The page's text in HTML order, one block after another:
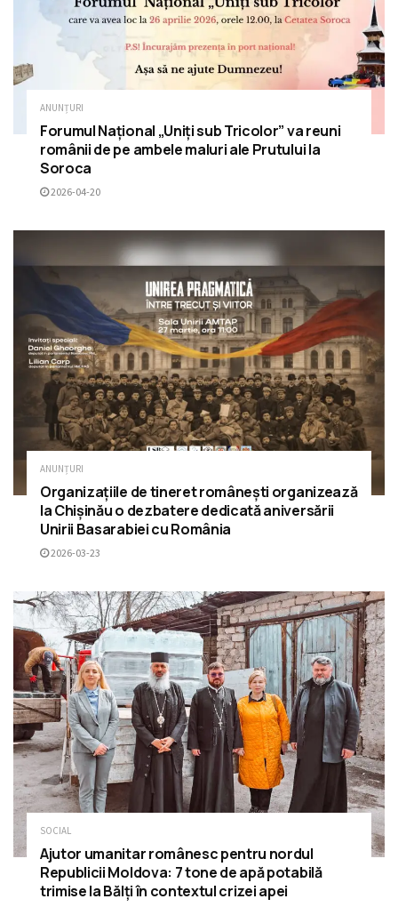
ANUNȚURI
Forumul Național „Uniți sub Tricolor” va reuni
românii de pe ambele maluri ale Prutului la
Soroca
2026-04-20
ANUNȚURI
Organizațiile de tineret românești organizează
la Chișinău o dezbatere dedicată aniversării
Unirii Basarabiei cu România
2026-03-23
SOCIAL
Ajutor umanitar românesc pentru nordul
Republicii Moldova: 7 tone de apă potabilă
trimise la Bălți în contextul crizei apei